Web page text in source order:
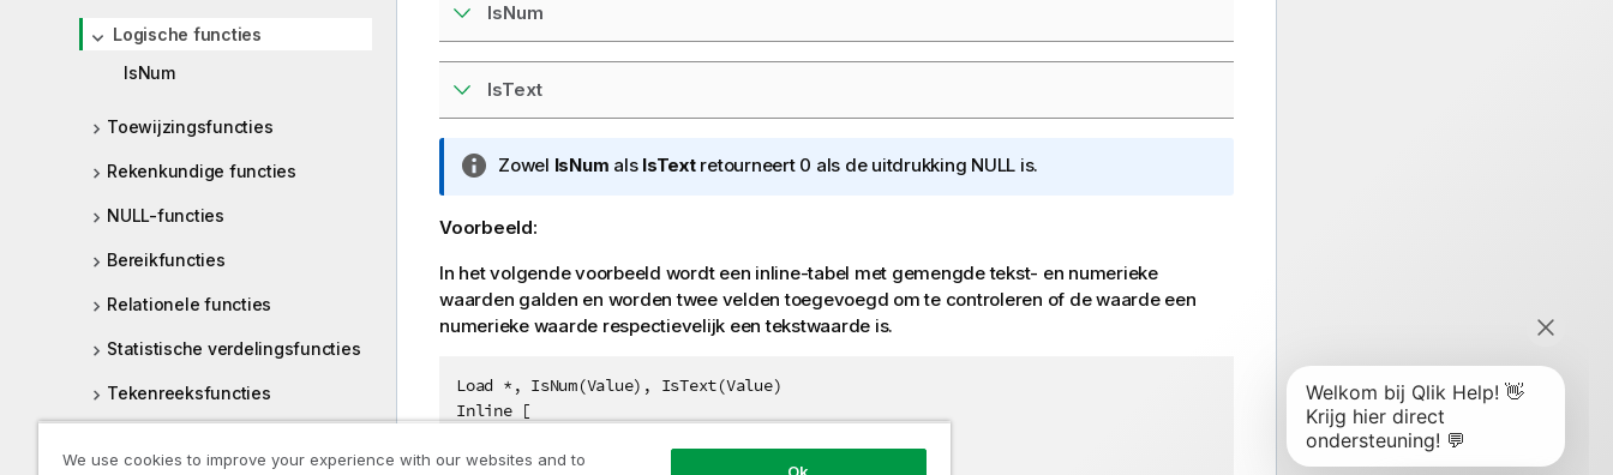
Logische functies
IsNum
Toewijzingsfuncties
Rekenkundige functies
NULL-functies
Bereikfuncties
Relationele functies
Statistische verdelingsfuncties
Tekenreeksfuncties
IsNum
IsText
I
r
m
a
e
Zowel IsNum als IsTextretourneert 0 als de uitdrukking NULL is.
Voorbeeld:
In het volgende voorbeeld wordt een inline-tabel met gemengde tekst- en numerieke
waarden galden en worden twee velden toegevoegd om te controleren of de waarde een
numerieke waarde respectievelijk een tekstwaarde is.
Load *, IsNum(Value), IsText(Value)
Inline [
23
We use cookies to improve your experience with our websites and to